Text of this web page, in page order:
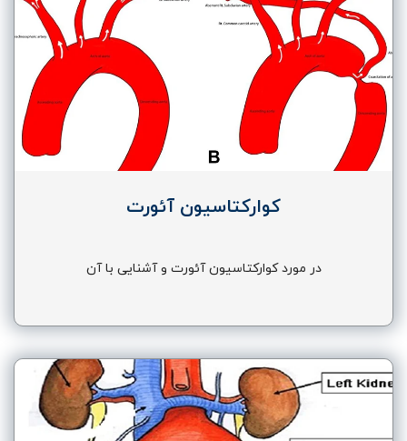
کوارکتاسیون آئورت
در مورد کوارکتاسیون آئورت و آشنایی با آن